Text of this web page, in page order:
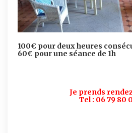
100€ pour deux heures
60€ pour une séance de 1h
Je prends
Tel : 06 79 80